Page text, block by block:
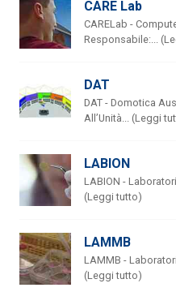
CARE Lab
CARELab -
Responsabile:...
DAT
DAT - Domotica
All’Unità... (Leggi
LABION
LABION -
(Leggi tutto)
LAMMB
LAMMB -
(Leggi tutto)